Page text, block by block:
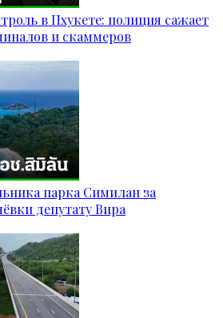
в Пхукете: полиция сажает
и скаммеров
парка Симилан за
депутату Вира